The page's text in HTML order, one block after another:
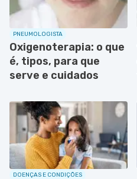
PNEUMOLOGISTA
Oxigenoterapia: o que
é, tipos, para que
serve e cuidados
DOENÇAS E CONDIÇÕES